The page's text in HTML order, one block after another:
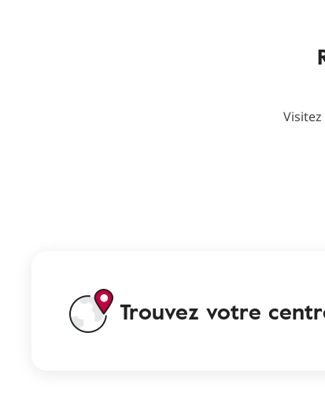
Trouvez votre